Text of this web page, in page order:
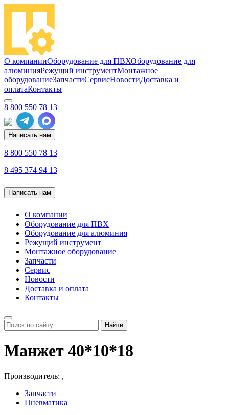
О компанииОборудование для ПВХОборудование для
алюминияРежущий инструментМонтажное
оборудованиеЗапчастиСервисНовостиДоставка и
оплатаКонтакты
8 800 550 78 13
Написать нам
8 800 550 78 13
8 495 374 94 13
Написать нам
О компании
Оборудование для ПВХ
Оборудование для алюминия
Режущий инструмент
Монтажное оборудование
Запчасти
Сервис
Новости
Доставка и оплата
Контакты
Найти
Манжет 40*10*18
Производитель: ,
Запчасти
Пневматика